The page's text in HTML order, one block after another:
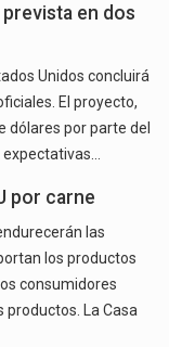
prevista en dos
Unidos concluirá
El proyecto,
dólares por parte del
por carne
las
los productos
consumidores
La Casa